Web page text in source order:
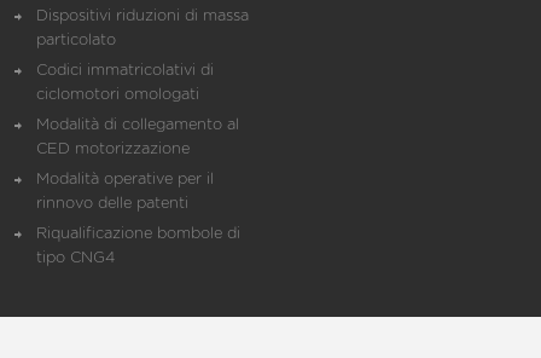
Dispositivi riduzioni di massa
particolato
Codici immatricolativi di
ciclomotori omologati
Modalità di collegamento al
CED motorizzazione
Modalità operative per il
rinnovo delle patenti
Riqualificazione bombole di
tipo CNG4